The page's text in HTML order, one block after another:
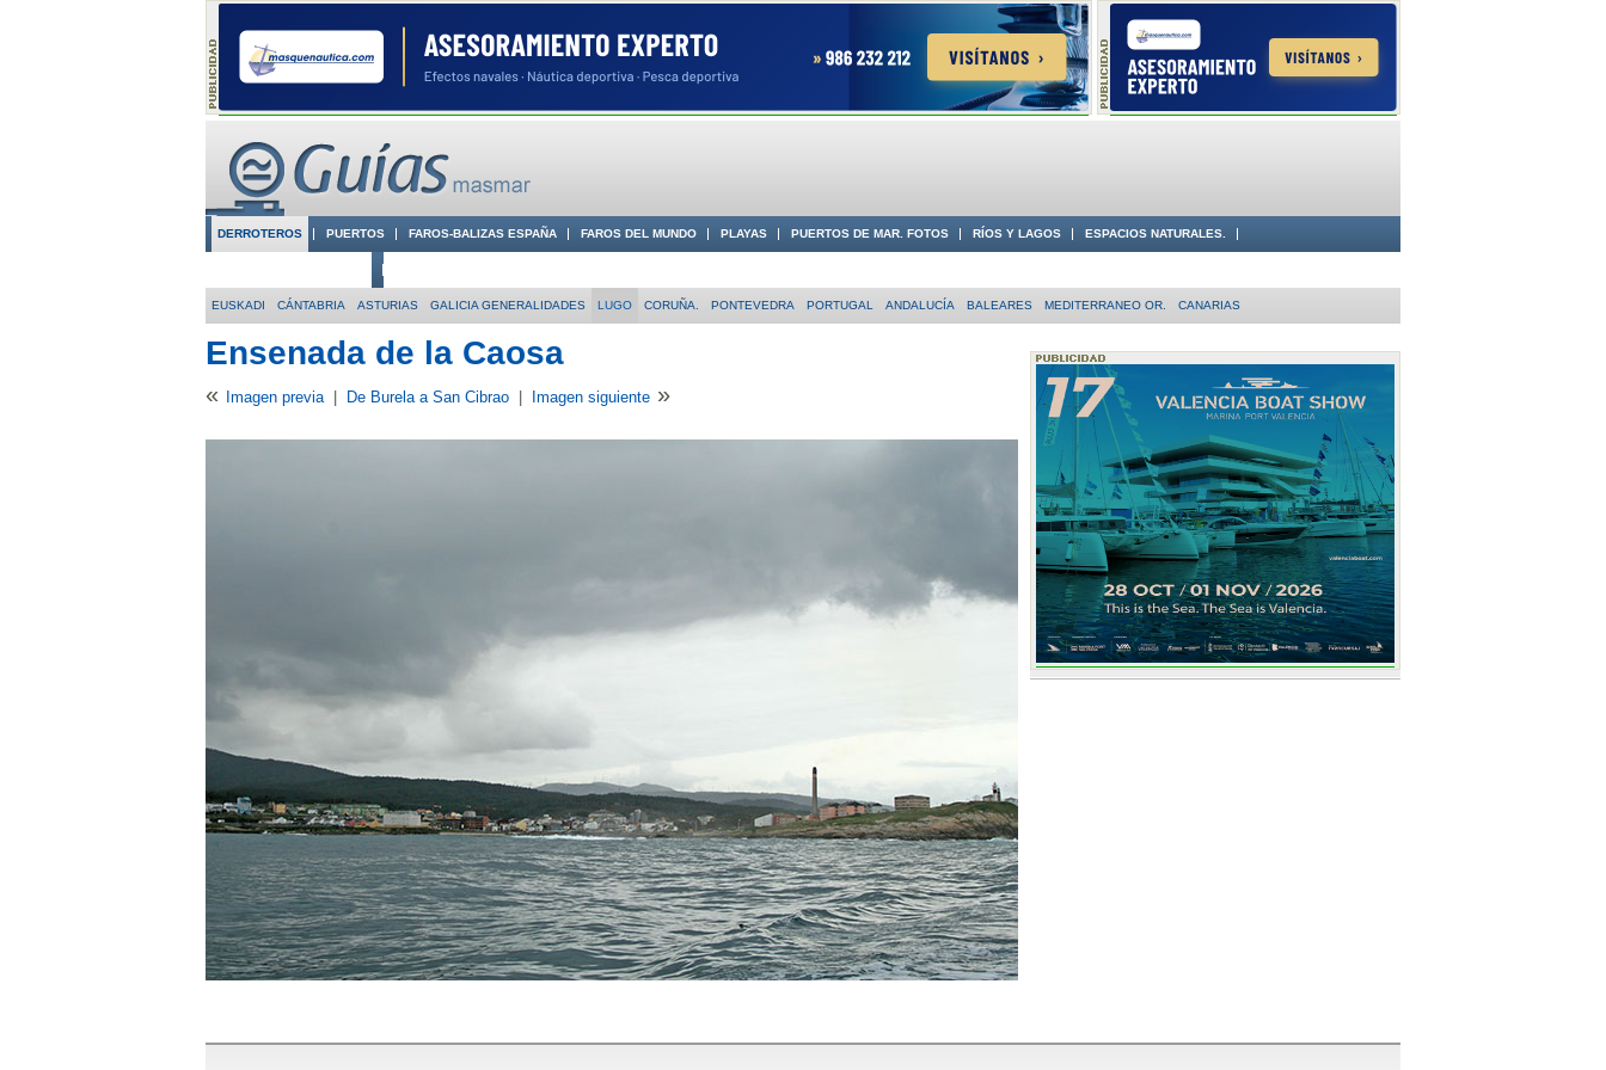
DERROTEROS PUERTOS FAROS-BALIZAS ESPAÑA FAROS DEL MUNDO PLAYAS PUERTOS DE MAR. FOTOS RÍOS Y LAGOS ESPACIOS NATURALES.
EUSKADI CÁNTABRIA ASTURIAS GALICIA GENERALIDADES LUGO CORUÑA. PONTEVEDRA PORTUGAL ANDALUCÍA BALEARES MEDITERRANEO OR. CANARIAS
Ensenada de la Caosa
« Imagen previa | De Burela a San Cibrao | Imagen siguiente »